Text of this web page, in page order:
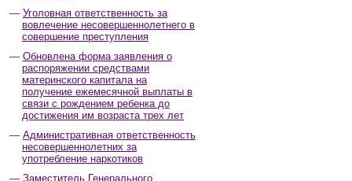
Уголовная ответственность за
вовлечение несовершеннолетнего в
совершение преступления
Обновлена форма заявления о
распоряжении средствами
материнского капитала на
получение ежемесячной выплаты в
связи с рождением ребенка до
достижения им возраста трех лет
Административная ответственность
несовершеннолетних за
употребление наркотиков
Заместитель Генерального